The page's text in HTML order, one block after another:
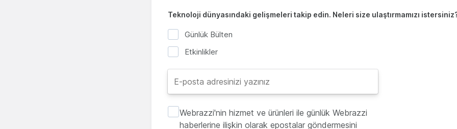
Teknoloji dünyasındaki gelişmeleri takip edin. Neleri size ulaştırmamızı
Günlük Bülten
Etkinlikler
Webrazzi'nin hizmet ve ürünleri ile günlük Webrazzi
haberlerine ilişkin olarak epostalar göndermesini